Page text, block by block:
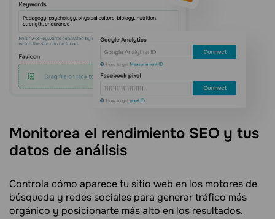
Monitorea el rendimiento SEO y tus
datos de análisis
Controla cómo aparece tu sitio web en los motores de
búsqueda y redes sociales para generar tráfico más
orgánico y posicionarte más alto en los resultados.